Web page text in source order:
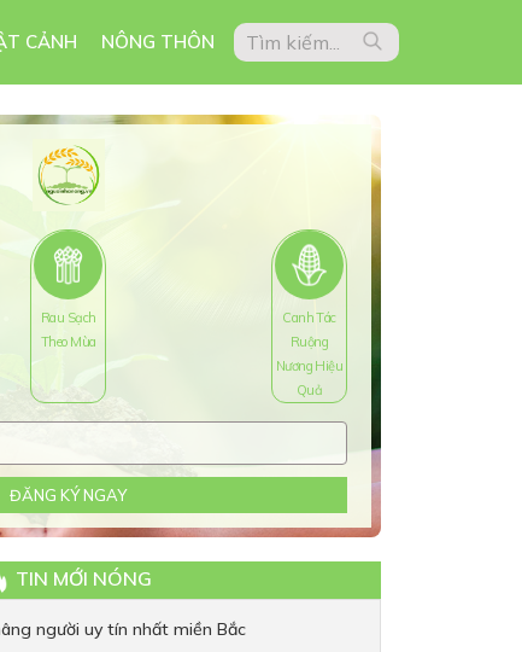
CẢNH NÔNG THÔN
Rau Sạch
Theo Mùa
Canh Tác
Ruộng
Nương Hiệu
Quả
ĐĂNG KÝ NGAY
TIN MỚI NÓNG
người uy tín nhất miền Bắc